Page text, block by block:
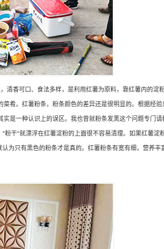
清香可口、食法多样，是利用红薯为原料，靠红薯内的淀
肴。红薯粉条，粉条颜色的差异还是很明显的。根据经
是一种认识上的误区。我也曾就粉条发黑这个问题专门
干"就漂浮在红薯淀粉的上面很不容易清理。如果红薯淀
只有黑色的粉条才是真的。红薯粉条有宽有细，营养丰